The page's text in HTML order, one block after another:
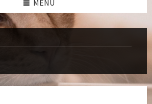
MENU